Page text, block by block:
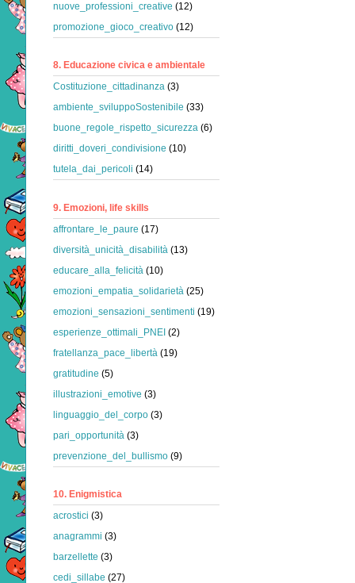
nuove_professioni_creative (12)
promozione_gioco_creativo (12)
8. Educazione civica e ambientale
Costituzione_cittadinanza (3)
ambiente_sviluppoSostenibile (33)
buone_regole_rispetto_sicurezza (6)
diritti_doveri_condivisione (10)
tutela_dai_pericoli (14)
9. Emozioni, life skills
affrontare_le_paure (17)
diversità_unicità_disabilità (13)
educare_alla_felicità (10)
emozioni_empatia_solidarietà (25)
emozioni_sensazioni_sentimenti (19)
esperienze_ottimali_PNEI (2)
fratellanza_pace_libertà (19)
gratitudine (5)
illustrazioni_emotive (3)
linguaggio_del_corpo (3)
pari_opportunità (3)
prevenzione_del_bullismo (9)
10. Enigmistica
acrostici (3)
anagrammi (3)
barzellette (3)
cedi_sillabe (27)